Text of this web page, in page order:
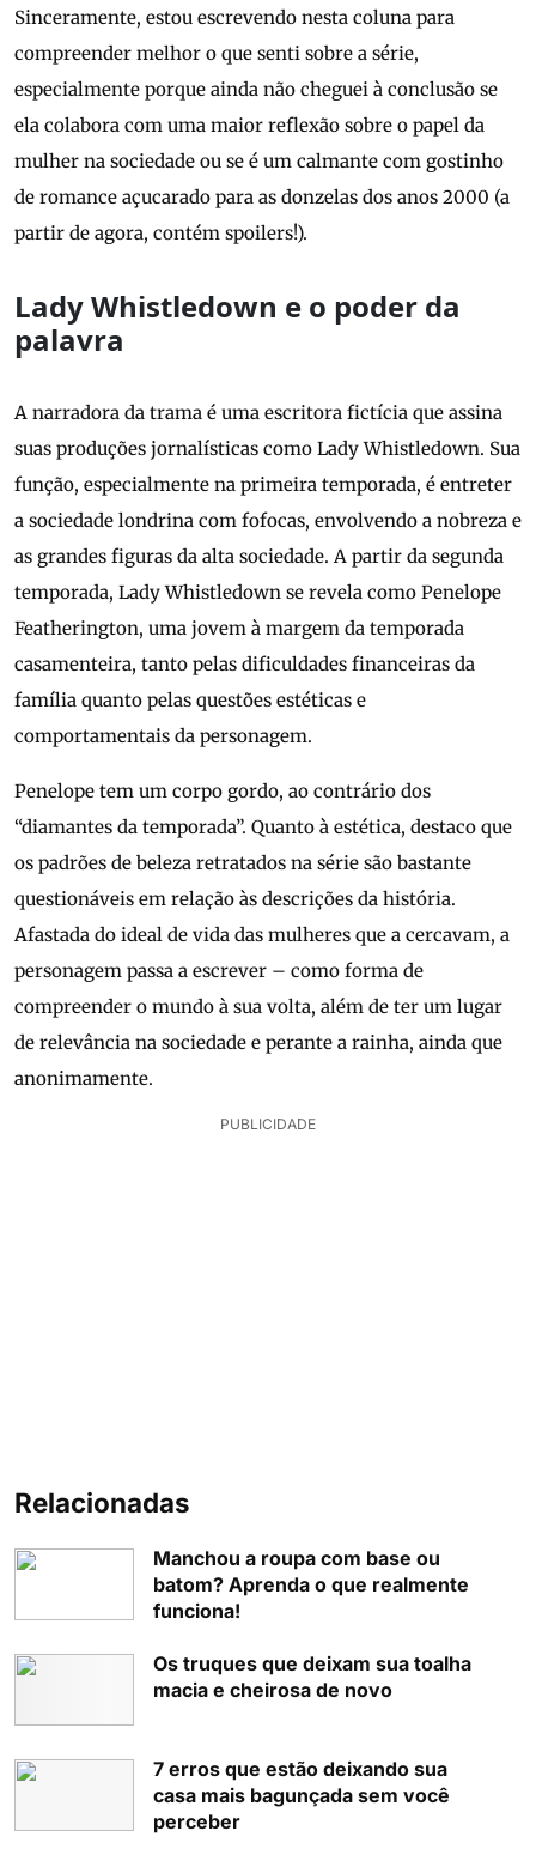
Sinceramente, estou escrevendo nesta coluna para
compreender melhor o que senti sobre a série,
especialmente porque ainda não cheguei à conclusão se
ela colabora com uma maior reflexão sobre o papel da
mulher na sociedade ou se é um calmante com gostinho
de romance açucarado para as donzelas dos anos 2000 (a
partir de agora, contém spoilers!).
Lady Whistledown e o poder da
palavra
A narradora da trama é uma escritora fictícia que assina
suas produções jornalísticas como Lady Whistledown. Sua
função, especialmente na primeira temporada, é entreter
a sociedade londrina com fofocas, envolvendo a nobreza e
as grandes figuras da alta sociedade. A partir da segunda
temporada, Lady Whistledown se revela como Penelope
Featherington, uma jovem à margem da temporada
casamenteira, tanto pelas dificuldades financeiras da
família quanto pelas questões estéticas e
comportamentais da personagem.
Penelope tem um corpo gordo, ao contrário dos
“diamantes da temporada”. Quanto à estética, destaco que
os padrões de beleza retratados na série são bastante
questionáveis em relação às descrições da história.
Afastada do ideal de vida das mulheres que a cercavam, a
personagem passa a escrever – como forma de
compreender o mundo à sua volta, além de ter um lugar
de relevância na sociedade e perante a rainha, ainda que
anonimamente.
PUBLICIDADE
Relacionadas
Manchou a roupa com base ou
batom? Aprenda o que realmente
funciona!
Os truques que deixam sua toalha
macia e cheirosa de novo
7 erros que estão deixando sua
casa mais bagunçada sem você
perceber